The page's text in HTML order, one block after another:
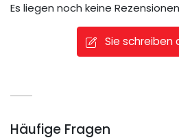
Es liegen noch keine
Sie schreiben
Häufige Fragen